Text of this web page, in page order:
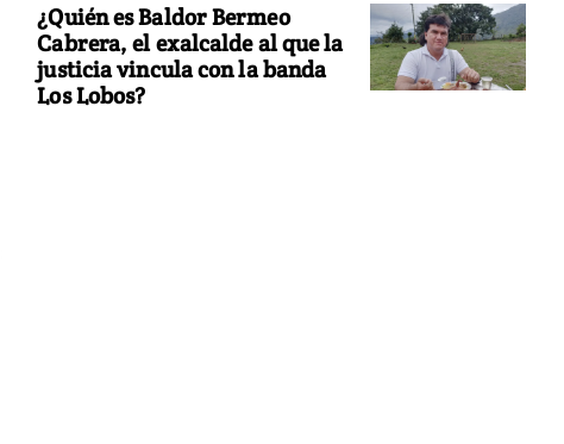
¿Quién es Baldor Bermeo
Cabrera, el exalcalde al que la
justicia vincula con la banda
Los Lobos?